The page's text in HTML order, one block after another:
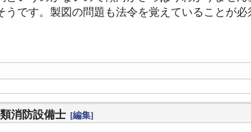
うです。製図の問題も法令を覚えていることが
消防設備士 [編集]